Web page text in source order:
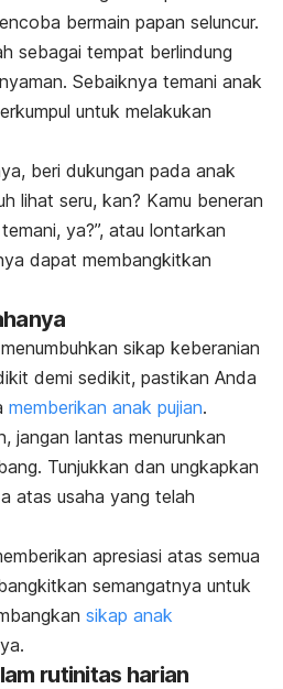
bermain papan seluncur.
sebagai tempat berlindung
Sebaiknya temani anak
untuk melakukan
beri dukungan pada anak
lihat seru, kan? Kamu beneran
ya?”, atau lontarkan
dapat membangkitkan
sikap keberanian
demi sedikit, pastikan Anda
memberikan anak pujian.
jangan lantas menurunkan
Tunjukkan dan ungkapkan
atas usaha yang telah
apresiasi atas semua
semangatnya untuk
sikap anak
rutinitas harian